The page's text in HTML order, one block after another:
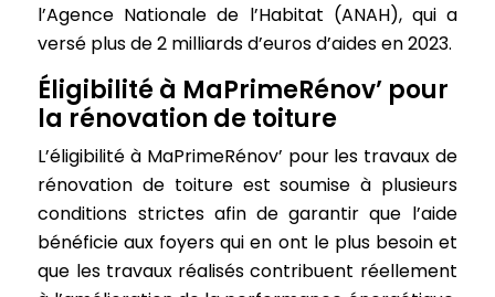
l’Agence Nationale de l’Habitat (ANAH), qui a
versé plus de 2 milliards d’euros d’aides en 2023.
Éligibilité à MaPrimeRénov’ pour
la rénovation de toiture
L’éligibilité à MaPrimeRénov’ pour les travaux de
rénovation de toiture est soumise à plusieurs
conditions strictes afin de garantir que l’aide
bénéficie aux foyers qui en ont le plus besoin et
que les travaux réalisés contribuent réellement